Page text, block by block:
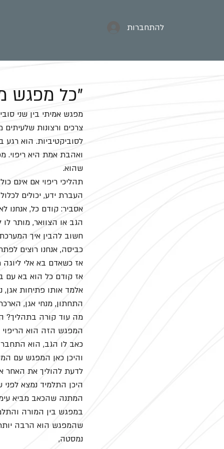
להתחברות
"כל מפגש
מפגש אמיתי בין שני
צרכים ורצונות
לסוביקטיביות. הוא
ואהבת אמת היא
שהוא.
תהליכי ריפוי אם אינם
העברת ידע, יכולים
אסביר: קודם כל, אנחנו
הגב או הצוואר, מותר
חשוב להבין איך
כביסה, אנחנו רוצים
אז כשאדם בא אלי
אז קודם כל הוא בא עם
אלמד אותו פתיחות אגן,
התחתון, מנחי אגן,
מה עוד קורה בתהליך?
המפגש הזה הוא
כאב לו הגב, הוא
והיכן כאן המפגש עם
לדעת להוליך את האחר
היכן התלמיד נמצא
המתנה שהכאב מביא
במפגש בין המורה
שהמפגש הוא הרבה
נמסטה,